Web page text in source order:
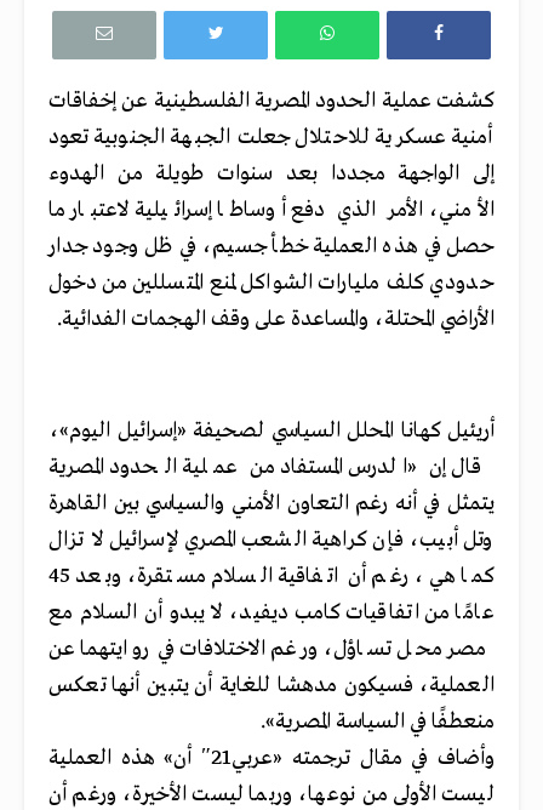
كشفت عملية الحدود المصرية الفلسطينية عن إخفاقات
أمنية عسكرية للاحتلال جعلت الجبهة الجنوبية تعود
إلى الواجهة مجددا بعد سنوات طويلة من الهدوء
الأمني، الأمر الذي دفع أوساطا إسرائيلية لاعتبار ما
حصل في هذه العملية خطأ جسيم، في ظل وجود جدار
حدودي كلف مليارات الشواكل لمنع المتسللين من دخول
الأراضي المحتلة، والمساعدة على وقف الهجمات الفدائية.
أريئيل كهانا المحلل السياسي لصحيفة «إسرائيل اليوم»،
قال إن «الدرس المستفاد من عملية الحدود المصرية
يتمثل في أنه رغم التعاون الأمني والسياسي بين القاهرة
وتل أبيب، فإن كراهية الشعب المصري لإسرائيل لا تزال
كما هي، رغم أن اتفاقية السلام مستقرة، وبعد 45
عامًا من اتفاقيات كامب ديفيد، لايبدو أن السلام مع
مصر محل تساؤل، ورغم الاختلافات في روايتهما عن
العملية، فسيكون مدهشا للغاية أن يتبين أنها تعكس
منعطفًا في السياسة المصرية».
وأضاف في مقال ترجمته «عربي21″ أن» هذه العملية
ليست الأولى من نوعها، وربما ليست الأخيرة، ورغم أن